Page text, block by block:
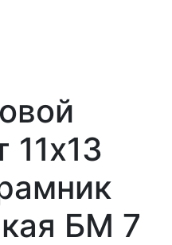
11х13
БМ 7